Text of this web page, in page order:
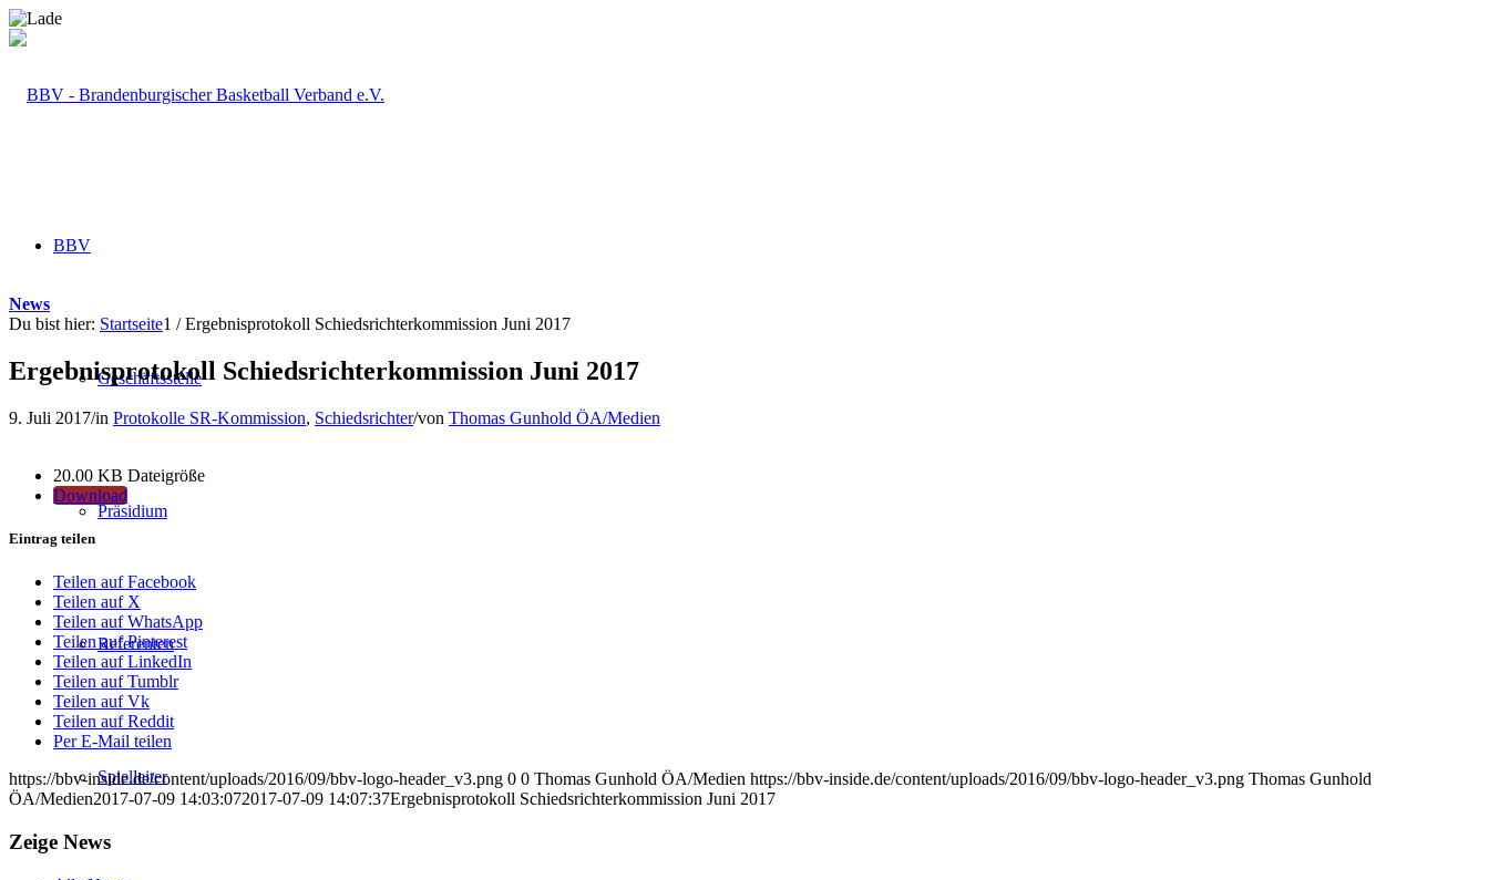
BBV
Geschäftsstelle
Präsidium
Referenten
Spielleiter
News
Du bist hier: Startseite1 / Ergebnisprotokoll Schiedsrichterkommission Juni 2017
Ergebnisprotokoll Schiedsrichterkommission Juni 2017
9. Juli 2017/in Protokolle SR-Kommission, Schiedsrichter/von Thomas Gunhold ÖA/Medien
20.00 KB Dateigröße
Download
Eintrag teilen
Teilen auf Facebook
Teilen auf X
Teilen auf WhatsApp
Teilen auf Pinterest
Teilen auf LinkedIn
Teilen auf Tumblr
Teilen auf Vk
Teilen auf Reddit
Per E-Mail teilen
https://bbv-inside.de/content/uploads/2016/09/bbv-logo-header_v3.png 0 0 Thomas Gunhold ÖA/Medien https://bbv-inside.de/content/uploads/2016/09/bbv-logo-header_v3.png Thomas Gunhold
ÖA/Medien2017-07-09 14:03:072017-07-09 14:07:37Ergebnisprotokoll Schiedsrichterkommission Juni 2017
Zeige News